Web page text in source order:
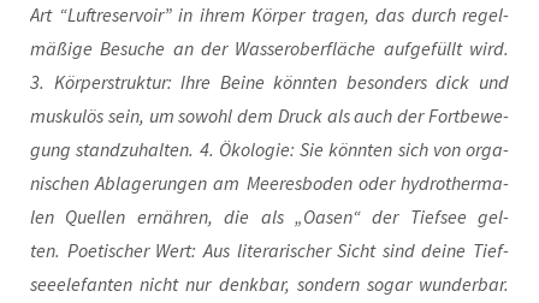
Art “Luft­re­ser­voir” in ihrem Kör­per tra­gen, das durch regel­
mä­ßi­ge Besu­che an der Was­ser­ober­flä­che auf­ge­füllt wird.
3. Kör­per­struk­tur: Ihre Bei­ne könn­ten beson­ders dick und
mus­ku­lös sein, um sowohl dem Druck als auch der Fort­be­we­
gung stand­zu­hal­ten. 4. Öko­lo­gie: Sie könn­ten sich von orga­
ni­schen Abla­ge­run­gen am Mee­res­bo­den oder hydro­ther­ma­
len Quel­len ernäh­ren, die als „Oasen“ der Tief­see gel­
ten. Poe­ti­scher Wert: Aus lite­ra­ri­scher Sicht sind dei­ne Tief­
see­ele­fan­ten nicht nur denk­bar, son­dern sogar wun­der­bar.